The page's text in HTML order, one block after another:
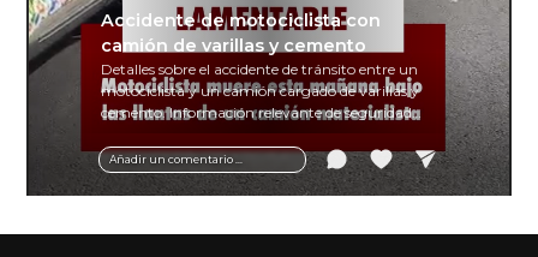
Añadir un comentario ...
Accidente de motociclista con
camión de varillas y cemento
Detalles sobre el accidente de tránsito entre un
motociclista y un camión cargado de varillas y
cemento. Información relevante de seguridad
vial y recomendaciones para motociclistas.